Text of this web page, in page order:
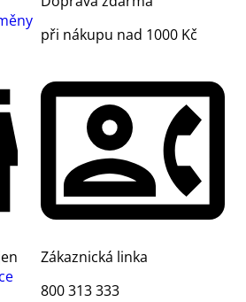
při nákupu nad 1000 Kč
Zákaznická linka
800 313 333